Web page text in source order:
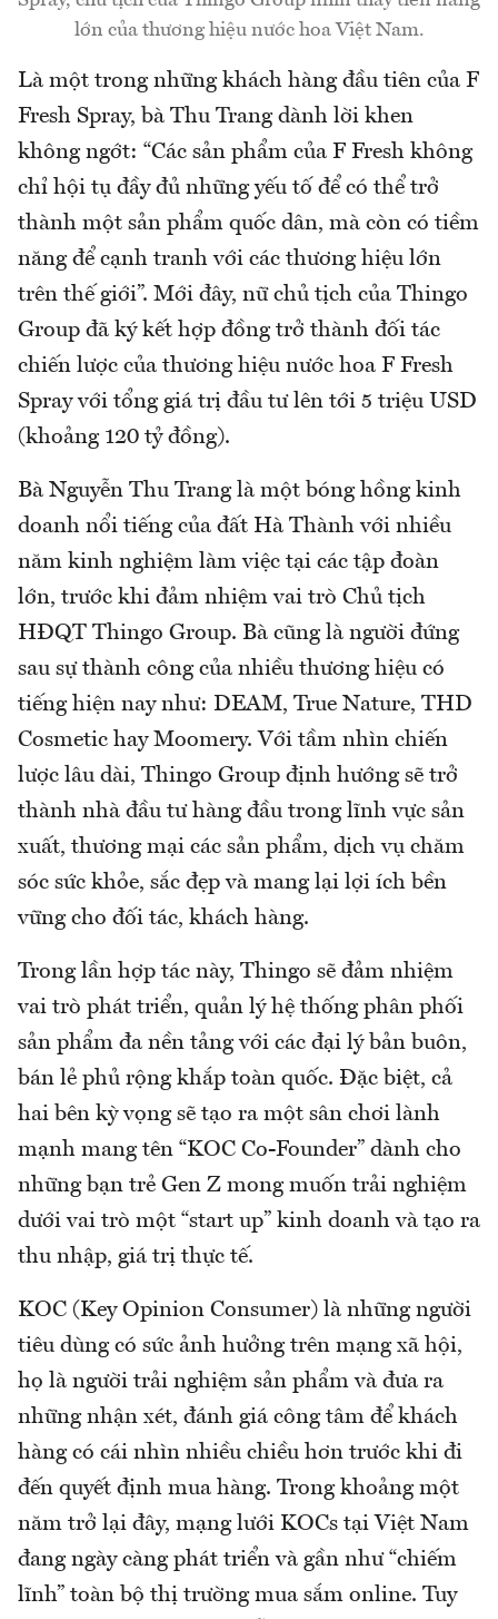
lớn của thương hiệu nước hoa Việt Nam.
Là một trong những khách hàng đầu tiên của F
Fresh Spray, bà Thu Trang dành lời khen
không ngớt: “Các sản phẩm của F Fresh không
chỉ hội tụ đầy đủ những yếu tố để có thể trở
thành một sản phẩm quốc dân, mà còn có tiềm
năng để cạnh tranh với các thương hiệu lớn
trên thế giới”. Mới đây, nữ chủ tịch của Thingo
Group đã ký kết hợp đồng trở thành đối tác
chiến lược của thương hiệu nước hoa F Fresh
Spray với tổng giá trị đầu tư lên tới 5 triệu USD
(khoảng 120 tỷ đồng).
Bà Nguyễn Thu Trang là một bóng hồng kinh
doanh nổi tiếng của đất Hà Thành với nhiều
năm kinh nghiệm làm việc tại các tập đoàn
lớn, trước khi đảm nhiệm vai trò Chủ tịch
HĐQT Thingo Group. Bà cũng là người đứng
sau sự thành công của nhiều thương hiệu có
tiếng hiện nay như: DEAM, True Nature, THD
Cosmetic hay Moomery. Với tầm nhìn chiến
lược lâu dài, Thingo Group định hướng sẽ trở
thành nhà đầu tư hàng đầu trong lĩnh vực sản
xuất, thương mại các sản phẩm, dịch vụ chăm
sóc sức khỏe, sắc đẹp và mang lại lợi ích bền
vững cho đối tác, khách hàng.
Trong lần hợp tác này, Thingo sẽ đảm nhiệm
vai trò phát triển, quản lý hệ thống phân phối
sản phẩm đa nền tảng với các đại lý bản buôn,
bán lẻ phủ rộng khắp toàn quốc. Đặc biệt, cả
hai bên kỳ vọng sẽ tạo ra một sân chơi lành
mạnh mang tên “KOC Co-Founder” dành cho
những bạn trẻ Gen Z mong muốn trải nghiệm
dưới vai trò một “start up” kinh doanh và tạo ra
thu nhập, giá trị thực tế.
KOC (Key Opinion Consumer) là những người
tiêu dùng có sức ảnh hưởng trên mạng xã hội,
họ là người trải nghiệm sản phẩm và đưa ra
những nhận xét, đánh giá công tâm để khách
hàng có cái nhìn nhiều chiều hơn trước khi đi
đến quyết định mua hàng. Trong khoảng một
năm trở lại đây, mạng lưới KOCs tại Việt Nam
đang ngày càng phát triển và gần như “chiếm
lĩnh” toàn bộ thị trường mua sắm online. Tuy